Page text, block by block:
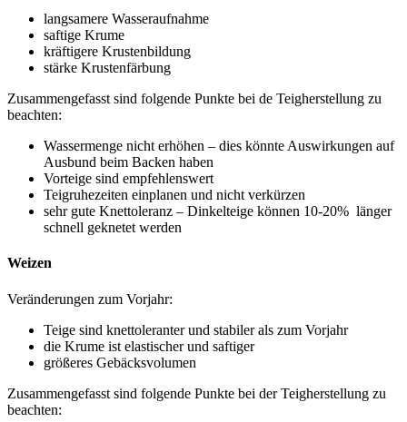
langsamere Wasseraufnahme
saftige Krume
kräftigere Krustenbildung
stärke Krustenfärbung
Zusammengefasst sind folgende Punkte bei de Teigherstellung zu
beachten:
Wassermenge nicht erhöhen – dies könnte Auswirkungen auf
Ausbund beim Backen haben
Vorteige sind empfehlenswert
Teigruhezeiten einplanen und nicht verkürzen
sehr gute Knettoleranz – Dinkelteige können 10-20% länger
schnell geknetet werden
Weizen
Veränderungen zum Vorjahr:
Teige sind knettoleranter und stabiler als zum Vorjahr
die Krume ist elastischer und saftiger
größeres Gebäcksvolumen
Zusammengefasst sind folgende Punkte bei der Teigherstellung zu
beachten: